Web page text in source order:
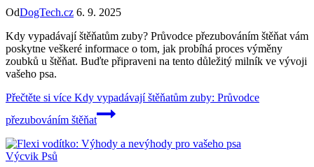
OdDogTech.cz 6. 9. 2025
Kdy vypadávají štěňatům zuby? Průvodce přezubováním štěňat vám
poskytne veškeré informace o tom, jak probíhá proces výměny
zoubků u štěňat. Buďte připraveni na tento důležitý milník ve vývoji
vašeho psa.
Přečtěte si více Kdy vypadávají štěňatům zuby: Průvodce
přezubováním štěňat
Výcvik Psů